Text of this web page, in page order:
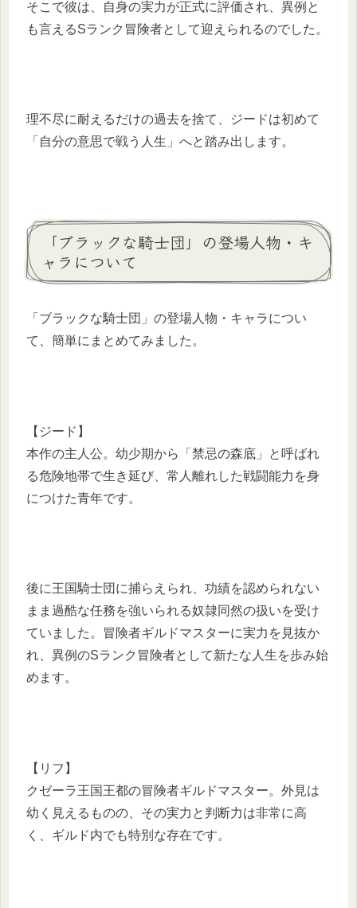
そこで彼は、自身の実力が正式に評価され、異例と
も言えるSランク冒険者として迎えられるのでした。
理不尽に耐えるだけの過去を捨て、ジードは初めて
「自分の意思で戦う人生」へと踏み出します。
「ブラックな騎士団」の登場人物・キ
ャラについて
「ブラックな騎士団」の登場人物・キャラについ
て、簡単にまとめてみました。
【ジード】
本作の主人公。幼少期から「禁忌の森底」と呼ばれ
る危険地帯で生き延び、常人離れした戦闘能力を身
につけた青年です。
後に王国騎士団に捕らえられ、功績を認められない
まま過酷な任務を強いられる奴隷同然の扱いを受け
ていました。冒険者ギルドマスターに実力を見抜か
れ、異例のSランク冒険者として新たな人生を歩み始
めます。
【リフ】
クゼーラ王国王都の冒険者ギルドマスター。外見は
幼く見えるものの、その実力と判断力は非常に高
く、ギルド内でも特別な存在です。